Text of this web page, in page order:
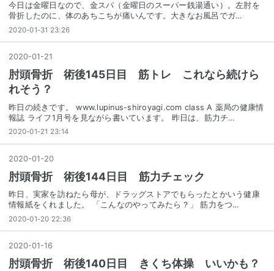
今日は金曜日なので、金スパ（金曜日のスーパー銭湯通い）。左肘を
骨折したのに、体のあちこちが痛いんです。大きなお風呂でガ…
2020-01-31 23:26
2020-01 -21
肘頭骨折 術後145日目 筋トレ これなら続けら
れそう？
昨日の続きです。 www.lupinus-shiroyagi.com class A 薬局の健康情
報誌 ライフ1月号を見ながら書いています。 昨日は、筋力チ…
2020-01-21 23:14
2020-01 -20
肘頭骨折 術後144日目 筋力チェック
昨日、実家を訪ねたら母が、ドラッグストアでもらったとかいう健康
情報紙をくれました。 「こんなのやってみたら？」 筋力をつ…
2020-01-20 22:36
2020-01 -16
肘頭骨折 術後140日目 きくち体操 いいかも？